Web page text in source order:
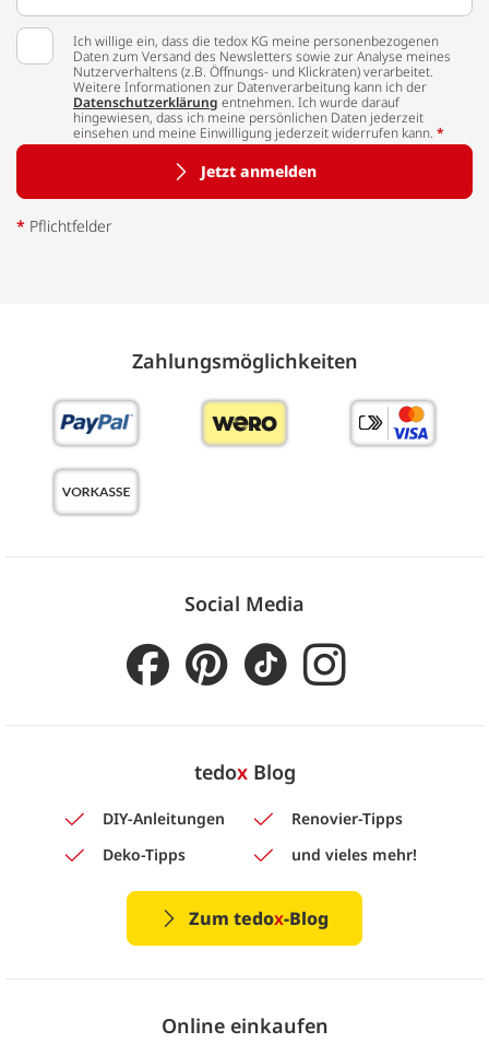
Ich willige ein, dass die tedox KG meine personenbezogenen
Daten zum Versand des Newsletters sowie zur Analyse meines
Nutzerverhaltens (z.B. Öffnungs- und Klickraten) verarbeitet.
Weitere Informationen zur Datenverarbeitung kann ich der
Datenschutzerklärung entnehmen. Ich wurde darauf
hingewiesen, dass ich meine persönlichen Daten jederzeit
einsehen und meine Einwilligung jederzeit widerrufen kann. *
Jetzt anmelden
* Pflichtfelder
Zahlungs­möglich­keiten
Social Media
tedoxBlog
DIY-Anleitungen
Renovier-Tipps
Deko-Tipps
und vieles mehr!
Zum tedox-Blog
Online einkaufen